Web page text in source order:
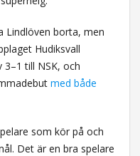
Lindlöven borta, men
Hudiksvall
3–1 till NSK, och
med både
som kör på och
Det är en bra spelare